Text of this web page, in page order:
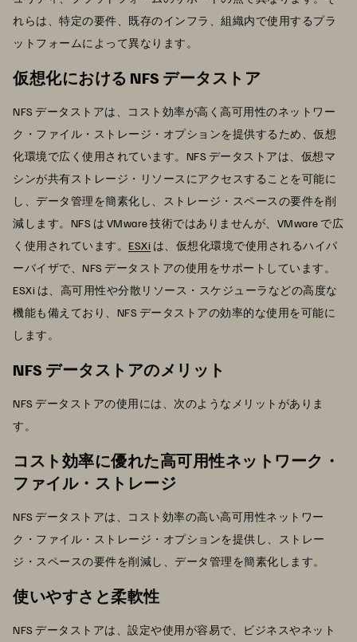
れらは、特定の要件、既存のインフラ、組織内で使用するプラ
ットフォームによって異なります。
仮想化における NFS データストア
NFS データストアは、コスト効率が高く高可用性のネットワー
ク・ファイル・ストレージ・オプションを提供するため、仮想
化環境で広く使用されています。NFS データストアは、仮想マ
シンが共有ストレージ・リソースにアクセスすることを可能に
し、データ管理を簡素化し、ストレージ・スペースの要件を削
減します。NFS は VMware 技術ではありませんが、VMware で広
く使用されています。 ESXi は、仮想化環境で使用されるハイパ
ーバイザで、NFS データストアの使用をサポートしています。
ESXi は、高可用性や分散リソース・スケジューラなどの高度な
機能も備えており、NFS データストアの効率的な使用を可能に
します。
NFS データストアのメリット
NFS データストアの使用には、次のようなメリットがありま
す。
コスト効率に優れた高可用性ネットワーク・
ファイル・ストレージ
NFS データストアは、コスト効率の高い高可用性ネットワー
ク・ファイル・ストレージ・オプションを提供し、ストレー
ジ・スペースの要件を削減し、データ管理を簡素化します。
使いやすさと柔軟性
NFS データストアは、設定や使用が容易で、ビジネスやネット